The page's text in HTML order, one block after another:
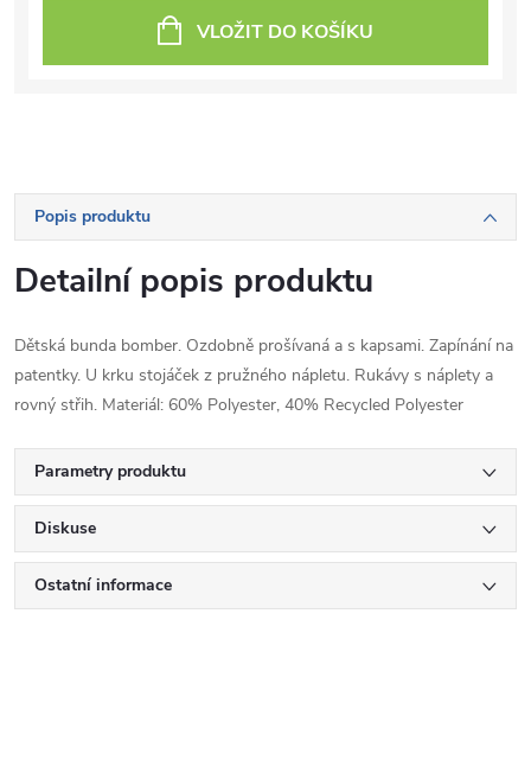
VLOŽIT DO KOŠÍKU
Popis produktu
Detailní popis produktu
Dětská bunda bomber. Ozdobně prošívaná a s kapsami. Zapínání na
patentky. U krku stojáček z pružného nápletu. Rukávy s náplety a
rovný střih. Materiál: 60% Polyester, 40% Recycled Polyester
Parametry produktu
Diskuse
Ostatní informace